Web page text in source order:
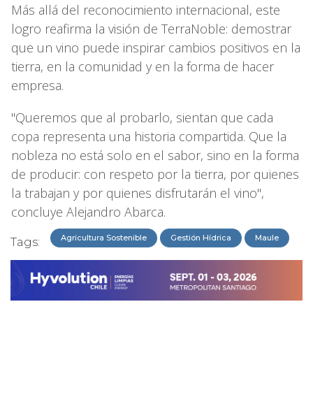
Más allá del reconocimiento internacional, este
logro reafirma la visión de TerraNoble: demostrar
que un vino puede inspirar cambios positivos en la
tierra, en la comunidad y en la forma de hacer
empresa.
"Queremos que al probarlo, sientan que cada
copa representa una historia compartida. Que la
nobleza no está solo en el sabor, sino en la forma
de producir: con respeto por la tierra, por quienes
la trabajan y por quienes disfrutarán el vino",
concluye Alejandro Abarca.
Tags: Agricultura Sostenible Gestión Hídrica Maule